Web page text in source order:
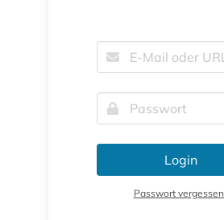
Login
Passwort